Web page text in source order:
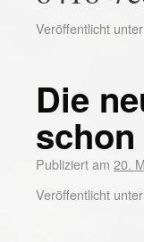
Veröffentlicht unter
Die
Publiziert am 20.
Veröffentlicht unter